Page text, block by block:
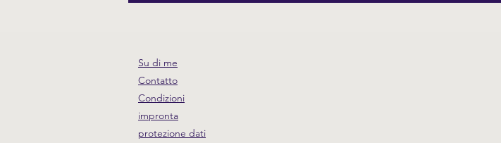
Su di me
Contatto
Condizioni
impronta
protezione dati